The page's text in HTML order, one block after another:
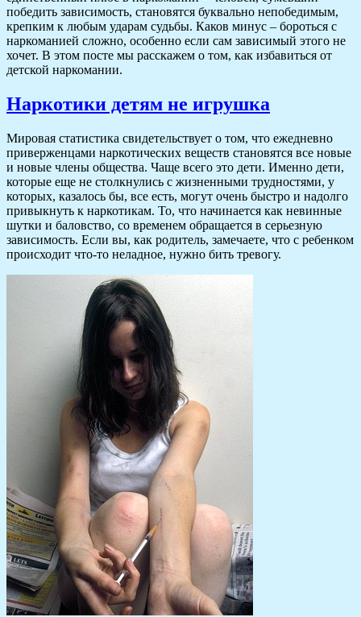
победить зависимость, становятся буквально непобедимым,
крепким к любым ударам судьбы. Каков минус – бороться с
наркоманией сложно, особенно если сам зависимый этого не
хочет. В этом посте мы расскажем о том, как избавиться от
детской наркомании.
Наркотики детям не игрушка
Мировая статистика свидетельствует о том, что ежедневно
приверженцами наркотических веществ становятся все новые
и новые члены общества. Чаще всего это дети. Именно дети,
которые еще не столкнулись с жизненными трудностями, у
которых, казалось бы, все есть, могут очень быстро и надолго
привыкнуть к наркотикам. То, что начинается как невинные
шутки и баловство, со временем обращается в серьезную
зависимость. Если вы, как родитель, замечаете, что с ребенком
происходит что-то неладное, нужно бить тревогу.